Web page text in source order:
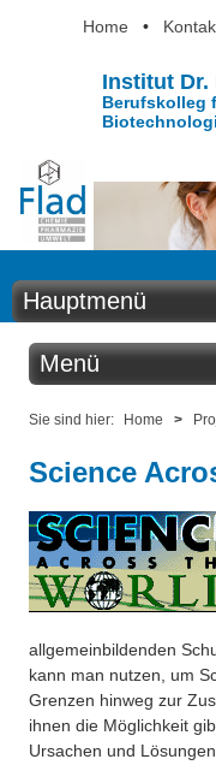
Home •
Institut Dr.
Berufskolleg
Hauptmenü
Home
Über uns
Besonderheiten
Projekte
Eduthek
Menü
Projekte
Earth Day
Stuttgarter Chemietage
Grand Prix Chimique
International Award
GLOBE Germany
G.R.E.E.N
Sie sind hier: Home >
Science
allgemeinbildenden
kann man nutzen, um
Grenzen hinweg zur
ihnen die Möglichkeit
Ursachen und